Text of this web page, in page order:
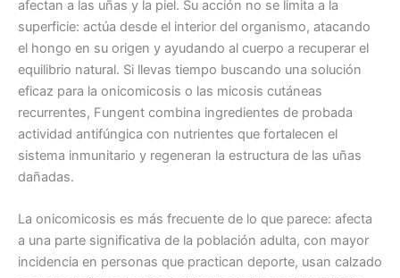
afectan a las uñas y la piel. Su acción no se limita a la
superficie: actúa desde el interior del organismo, atacando
el hongo en su origen y ayudando al cuerpo a recuperar el
equilibrio natural. Si llevas tiempo buscando una solución
eficaz para la onicomicosis o las micosis cutáneas
recurrentes, Fungent combina ingredientes de probada
actividad antifúngica con nutrientes que fortalecen el
sistema inmunitario y regeneran la estructura de las uñas
dañadas.
La onicomicosis es más frecuente de lo que parece: afecta
a una parte significativa de la población adulta, con mayor
incidencia en personas que practican deporte, usan calzado